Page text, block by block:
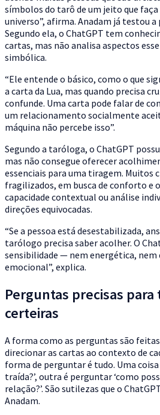
símbolos do tarô de um jeito que faça
universo”, afirma. Anadam já testou
Segundo ela, o ChatGPT tem
cartas, mas não analisa aspectos
simbólica.
“Ele entende o básico, como o que
a carta da Lua, mas quando precisa
confunde. Uma carta pode falar de
um relacionamento socialmente
máquina não percebe isso”.
Segundo a taróloga, o ChatGPT
mas não consegue oferecer
essenciais para uma tiragem. Muitos
fragilizados, em busca de conforto e
capacidade contextual ou análise
direções equivocadas.
“Se a pessoa está desestabilizada,
tarólogo precisa saber acolher. O
sensibilidade — nem energética,
emocional”, explica.
Perguntas precisas para
certeiras
A forma como as perguntas são
direcionar as cartas ao contexto de
forma de perguntar é tudo. Uma
traída?’, outra é perguntar ‘como
relação?’. São sutilezas que o
Anadam.